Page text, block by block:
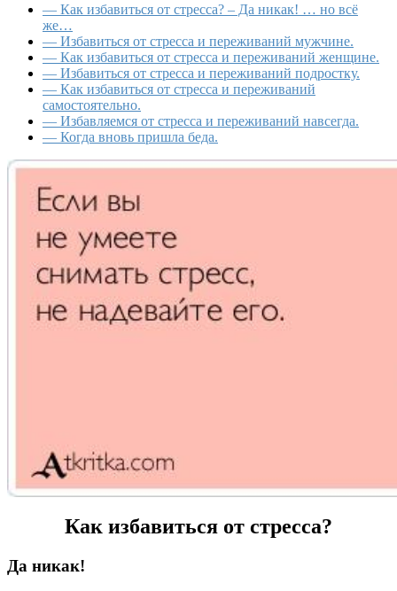
— Как избавиться от стресса? – Да никак! … но всё
же…
— Избавиться от стресса и переживаний мужчине.
— Как избавиться от стресса и переживаний женщине.
— Избавиться от стресса и переживаний подростку.
— Как избавиться от стресса и переживаний
самостоятельно.
— Избавляемся от стресса и переживаний навсегда.
— Когда вновь пришла беда.
Как избавиться от стресса?
Да никак!